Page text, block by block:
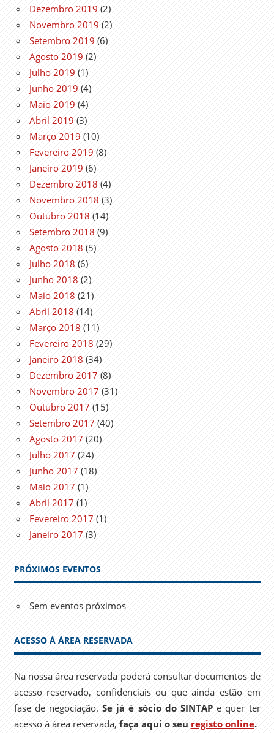
Dezembro 2019 (2)
Novembro 2019 (2)
Setembro 2019 (6)
Agosto 2019 (2)
Julho 2019 (1)
Junho 2019 (4)
Maio 2019 (4)
Abril 2019 (3)
Março 2019 (10)
Fevereiro 2019 (8)
Janeiro 2019 (6)
Dezembro 2018 (4)
Novembro 2018 (3)
Outubro 2018 (14)
Setembro 2018 (9)
Agosto 2018 (5)
Julho 2018 (6)
Junho 2018 (2)
Maio 2018 (21)
Abril 2018 (14)
Março 2018 (11)
Fevereiro 2018 (29)
Janeiro 2018 (34)
Dezembro 2017 (8)
Novembro 2017 (31)
Outubro 2017 (15)
Setembro 2017 (40)
Agosto 2017 (20)
Julho 2017 (24)
Junho 2017 (18)
Maio 2017 (1)
Abril 2017 (1)
Fevereiro 2017 (1)
Janeiro 2017 (3)
PRÓXIMOS EVENTOS
Sem eventos próximos
ACESSO À ÁREA RESERVADA
Na nossa área reservada poderá consultar documentos de
acesso reservado, confidenciais ou que ainda estão em
fase de negociação.Se já é sócio do SINTAPe quer ter
acesso à área reservada, faça aqui o seu registo online.